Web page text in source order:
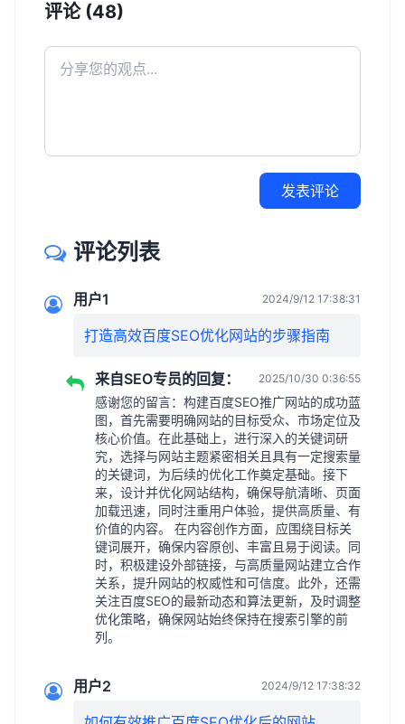
评论 (48)
发表评论
评论列表
用户1 2024/9/12 17:38:31
打造高效百度SEO优化网站的步骤指南
来自SEO专员的回复： 2025/10/30 0:36:55
感谢您的留言：构建百度SEO推广网站的成功蓝
图，首先需要明确网站的目标受众、市场定位及
核心价值。在此基础上，进行深入的关键词研
究，选择与网站主题紧密相关且具有一定搜索量
的关键词，为后续的优化工作奠定基础。接下
来，设计并优化网站结构，确保导航清晰、页面
加载迅速，同时注重用户体验，提供高质量、有
价值的内容。 在内容创作方面，应围绕目标关
键词展开，确保内容原创、丰富且易于阅读。同
时，积极建设外部链接，与高质量网站建立合作
关系，提升网站的权威性和可信度。此外，还需
关注百度SEO的最新动态和算法更新，及时调整
优化策略，确保网站始终保持在搜索引擎的前
列。
用户2 2024/9/12 17:38:32